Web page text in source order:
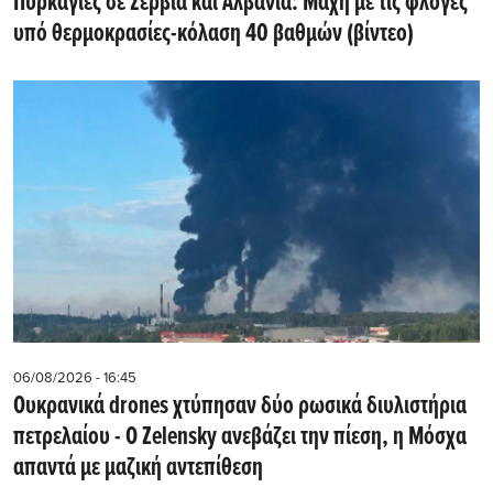
υπό θερμοκρασίες-κόλαση 40 βαθμών (βίντεο)
06/08/2026 - 16:45
Ουκρανικά drones χτύπησαν δύο ρωσικά διυλιστήρια
πετρελαίου - Ο Zelensky ανεβάζει την πίεση, η Μόσχα
απαντά με μαζική αντεπίθεση